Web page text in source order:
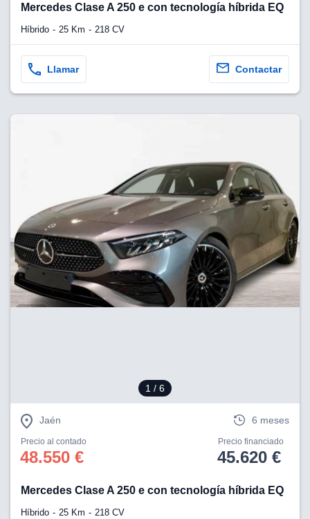
Mercedes Clase A 250 e con tecnología híbrida EQ
Híbrido 25 Km 218 CV
Llamar Contactar
1 / 6
Jaén 6 meses
Precio al contado
48.550 €
Precio financiado
45.620 €
Mercedes Clase A 250 e con tecnología híbrida EQ
Híbrido 25 Km 218 CV